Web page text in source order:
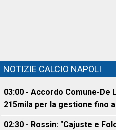
NOTIZIE CALCIO NAPOLI
03:00 - Accordo Comune-De
215mila per la gestione fino
02:30 - Rossin: "Cajuste e